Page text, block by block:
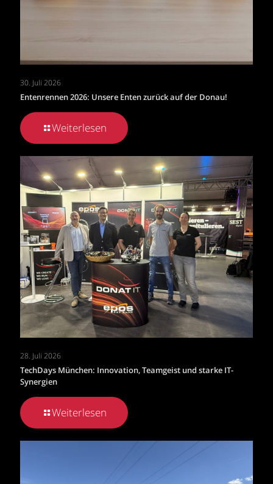
30. Juli 2026
Entenrennen 2026: Unsere Enten zurück auf der Donau!
Weiterlesen
28. Juli 2026
TechDays München: Innovation, Teamgeist und starke IT-
Synergien
Weiterlesen